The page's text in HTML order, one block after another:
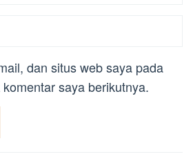
dan situs web saya pada
saya berikutnya.